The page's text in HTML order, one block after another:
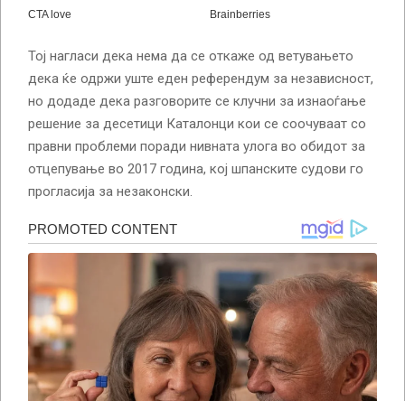
Тој нагласи дека нема да се откаже од ветувањето
дека ќе одржи уште еден референдум за независност,
но додаде дека разговорите се клучни за изнаоѓање
решение за десетици Каталонци кои се соочуваат со
правни проблеми поради нивната улога во обидот за
отцепување во 2017 година, кој шпанските судови го
прогласија за незаконски.